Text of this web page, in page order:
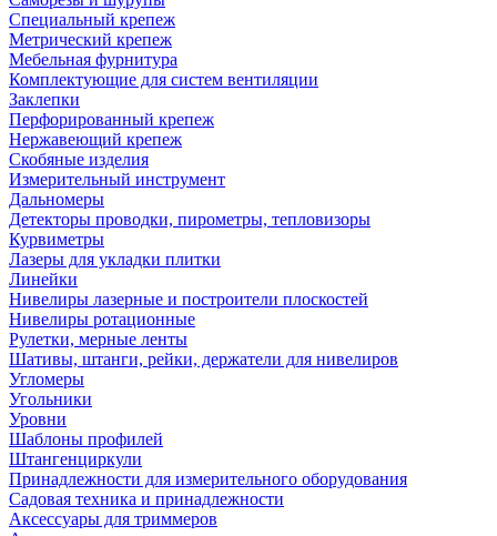
Специальный крепеж
Метрический крепеж
Мебельная фурнитура
Комплектующие для систем вентиляции
Заклепки
Перфорированный крепеж
Нержавеющий крепеж
Скобяные изделия
Измерительный инструмент
Дальномеры
Детекторы проводки, пирометры, тепловизоры
Курвиметры
Лазеры для укладки плитки
Линейки
Нивелиры лазерные и построители плоскостей
Нивелиры ротационные
Рулетки, мерные ленты
Шативы, штанги, рейки, держатели для нивелиров
Угломеры
Угольники
Уровни
Шаблоны профилей
Штангенциркули
Принадлежности для измерительного оборудования
Садовая техника и принадлежности
Аксессуары для триммеров